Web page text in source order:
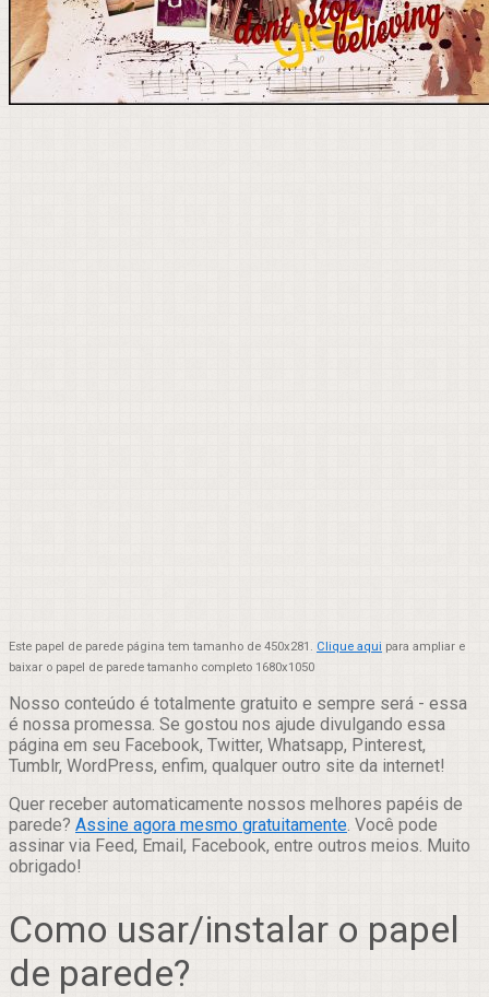
Este papel de parede página tem tamanho de 450x281. Clique aqui para ampliar e
baixar o papel de parede tamanho completo 1680x1050
Nosso conteúdo é totalmente gratuito e sempre será - essa
é nossa promessa. Se gostou nos ajude divulgando essa
página em seu Facebook, Twitter, Whatsapp, Pinterest,
Tumblr, WordPress, enfim, qualquer outro site da internet!
Quer receber automaticamente nossos melhores papéis de
parede? Assine agora mesmo gratuitamente. Você pode
assinar via Feed, Email, Facebook, entre outros meios. Muito
obrigado!
Como usar/instalar o papel
de parede?